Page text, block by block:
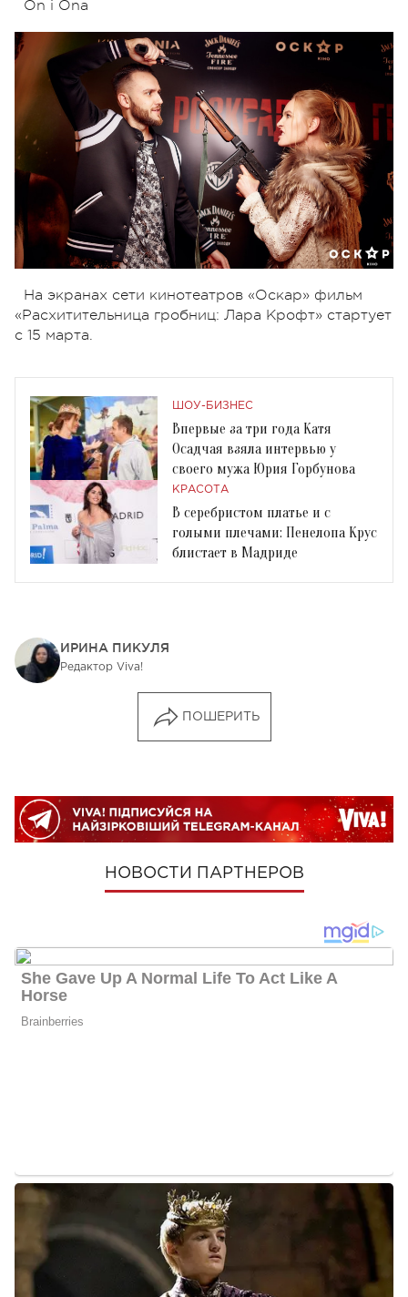
On i Ona
На экранах сети кинотеатров «Оскар» фильм
«Расхитительница гробниц: Лара Крофт» стартует
с 15 марта.
ШОУ-БИЗНЕС
Впервые за три года Катя
Осадчая взяла интервью у
своего мужа Юрия Горбунова
КРАСОТА
В серебристом платье и с
голыми плечами: Пенелопа Крус
блистает в Мадриде
ИРИНА ПИКУЛЯ
Редактор Viva!
ПОШЕРИТЬ
НОВОСТИ ПАРТНЕРОВ